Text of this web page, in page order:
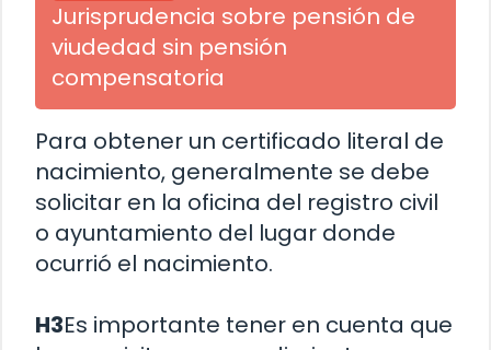
Jurisprudencia sobre pensión de
viudedad sin pensión
compensatoria
Para obtener un certificado literal de
nacimiento, generalmente se debe
solicitar en la oficina del registro civil
o ayuntamiento del lugar donde
ocurrió el nacimiento.
H3Es importante tener en cuenta que